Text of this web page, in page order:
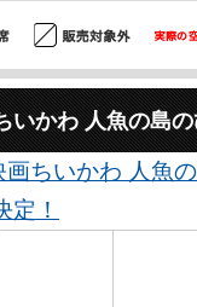
いかわ 人魚の島
ちいかわ 人魚
定！